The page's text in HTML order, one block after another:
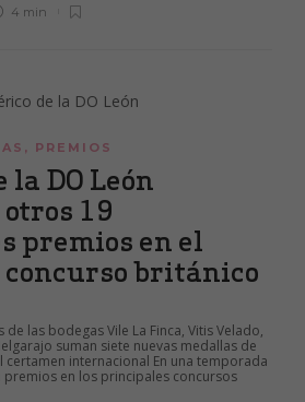
4 min
, PREMIOS
la DO León
19
premios en el
británico
las bodegas Vile La Finca, Vitis Velado,
suman siete nuevas medallas de
internacional En una temporada
en los principales concursos